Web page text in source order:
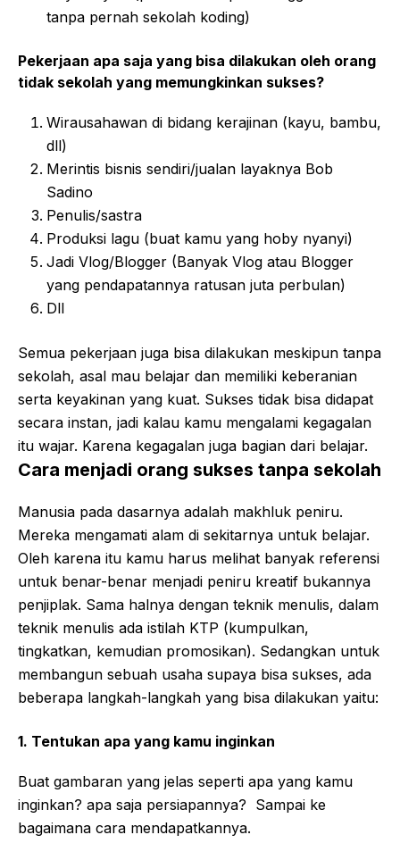
tanpa pernah sekolah koding)
Pekerjaan apa saja yang bisa dilakukan oleh orang
tidak sekolah yang memungkinkan sukses?
Wirausahawan di bidang kerajinan (kayu, bambu,
dll)
Merintis bisnis sendiri/jualan layaknya Bob
Sadino
Penulis/sastra
Produksi lagu (buat kamu yang hoby nyanyi)
Jadi Vlog/Blogger (Banyak Vlog atau Blogger
yang pendapatannya ratusan juta perbulan)
Dll
Semua pekerjaan juga bisa dilakukan meskipun tanpa
sekolah, asal mau belajar dan memiliki keberanian
serta keyakinan yang kuat. Sukses tidak bisa didapat
secara instan, jadi kalau kamu mengalami kegagalan
itu wajar. Karena kegagalan juga bagian dari belajar.
Cara menjadi orang sukses tanpa sekolah
Manusia pada dasarnya adalah makhluk peniru.
Mereka mengamati alam di sekitarnya untuk belajar.
Oleh karena itu kamu harus melihat banyak referensi
untuk benar-benar menjadi peniru kreatif bukannya
penjiplak. Sama halnya dengan teknik menulis, dalam
teknik menulis ada istilah KTP (kumpulkan,
tingkatkan, kemudian promosikan). Sedangkan untuk
membangun sebuah usaha supaya bisa sukses, ada
beberapa langkah-langkah yang bisa dilakukan yaitu:
1. Tentukan apa yang kamu inginkan
Buat gambaran yang jelas seperti apa yang kamu
inginkan? apa saja persiapannya? Sampai ke
bagaimana cara mendapatkannya.